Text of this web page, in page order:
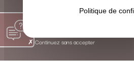
Politique de
Continuez sans accepter